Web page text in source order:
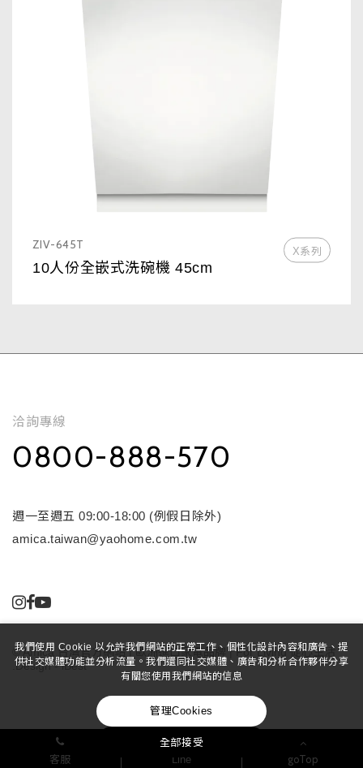
ZIV-645T
10人份全嵌式洗碗機 45cm
X系列
洽詢專線
0800-888-570
週一至週五 09:00-18:00 (例假日除外)
amica.taiwan@yaohome.com.tw
©Amica 台灣官方網站 | 歐洲進口家電品牌 | For Living 從心生活
.Design - iBest
客服 Line goTop
我們使用 Cookie 以允許我們網站的正常工作、個性化設計內容和廣告、提
供社交媒體功能並分析流量。我們還同社交媒體、廣告和分析合作夥伴分享
有關您使用我們網站的信息
管理Cookies
全部接受